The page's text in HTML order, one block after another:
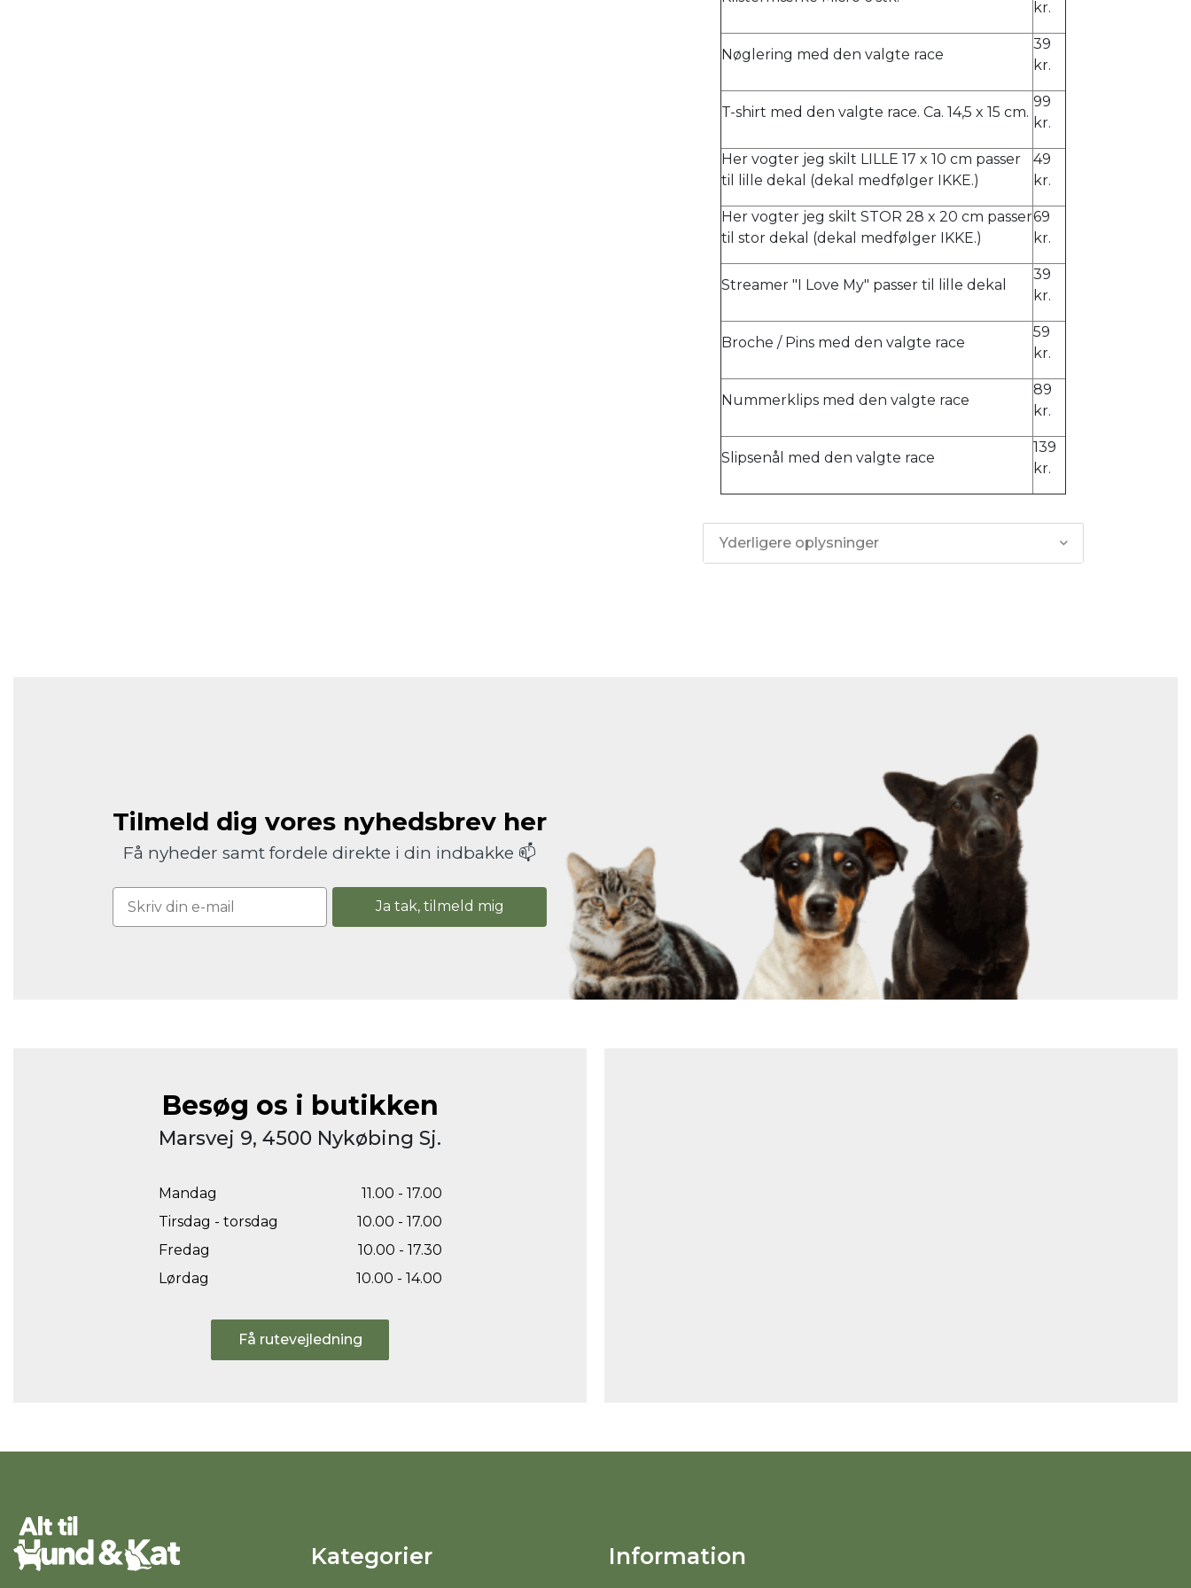
kr.
Nøglering med den valgte race
39
kr.
T-shirt med den valgte race. Ca. 14,5 x 15 cm.
99
kr.
Her vogter jeg skilt LILLE 17 x 10 cm passer
til lille dekal (dekal medfølger IKKE.)
49
kr.
Her vogter jeg skilt STOR 28 x 20 cm passer
til stor dekal (dekal medfølger IKKE.)
69
kr.
Streamer "I Love My" passer til lille dekal
39
kr.
Broche / Pins med den valgte race
59
kr.
Nummerklips med den valgte race
89
kr.
Slipsenål med den valgte race
139
kr.
Yderligere oplysninger
Tilmeld dig vores nyhedsbrev her
Få nyheder samt fordele direkte i din indbakke 📫
Ja tak, tilmeld mig
Besøg os i butikken
Marsvej 9, 4500 Nykøbing Sj.
Mandag
11.00 - 17.00
Tirsdag - torsdag
10.00 - 17.00
Fredag
10.00 - 17.30
Lørdag
10.00 - 14.00
Få rutevejledning
Kategorier Information